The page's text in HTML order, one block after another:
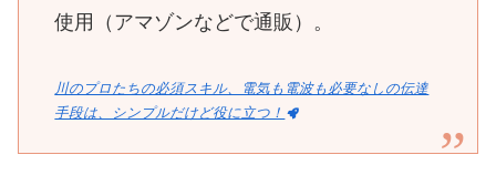
使用（アマゾンなどで通販）。
川のプロたちの必須スキル、電気も電波も必要なしの伝達
手段は、シンプルだけど役に立つ！